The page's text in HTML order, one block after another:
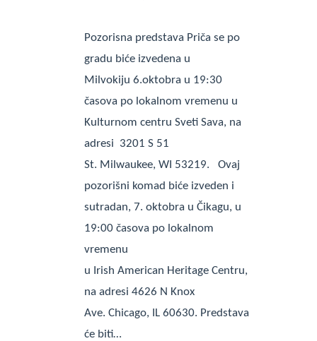
Pozorisna predstava Priča se po
gradu biće izvedena u
Milvokiju 6.oktobra u 19:30
časova po lokalnom vremenu u
Kulturnom centru Sveti Sava, na
adresi 3201 S 51
St. Milwaukee, WI 53219. Ovaj
pozorišni komad biće izveden i
sutradan, 7. oktobra u Čikagu, u
19:00 časova po lokalnom
vremenu
u Irish American Heritage Centru,
na adresi 4626 N Knox
Ave. Chicago, IL 60630. Predstava
će biti…